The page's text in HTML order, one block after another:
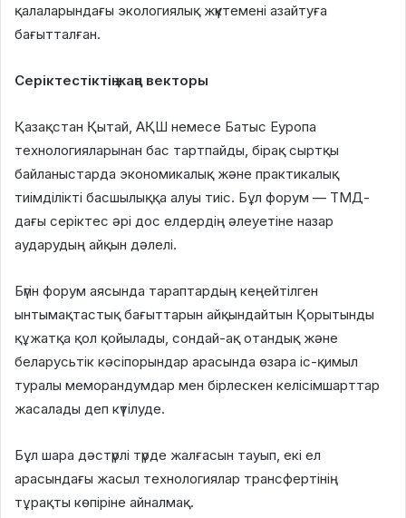
қалаларындағы экологиялық жүктемені азайтуға
бағытталған.
Серіктестіктің жаңа векторы
Қазақстан Қытай, АҚШ немесе Батыс Еуропа
технологияларынан бас тартпайды, бірақ сыртқы
байланыстарда экономикалық және практикалық
тиімділікті басшылыққа алуы тиіс. Бұл форум — ТМД-
дағы серіктес әрі дос елдердің әлеуетіне назар
аударудың айқын дәлелі.
Бүгін форум аясында тараптардың кеңейтілген
ынтымақтастық бағыттарын айқындайтын Қорытынды
құжатқа қол қойылады, сондай-ақ отандық және
беларусьтік кәсіпорындар арасында өзара іс-қимыл
туралы меморандумдар мен бірлескен келісімшарттар
жасалады деп күтілуде.
Бұл шара дәстүрлі түрде жалғасын тауып, екі ел
арасындағы жасыл технологиялар трансфертінің
тұрақты көпіріне айналмақ.